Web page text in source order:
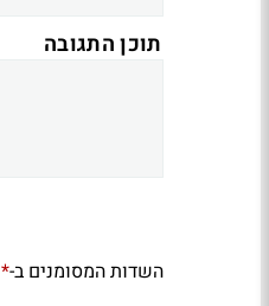
תוכן התגובה
השדות המסומנים ב-*